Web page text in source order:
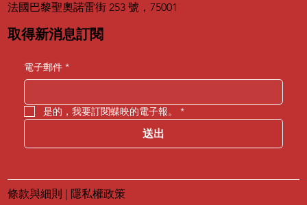
法國巴黎聖奧諾雷街 253 號，75001
取得新消息訂閱
電子郵件 *
是的，我要訂閱蝶映的電子報。 *
送出
條款與細則 | 隱私權政策